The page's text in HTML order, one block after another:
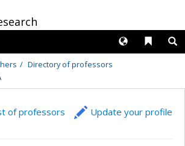
Liens
Langues
Directory of professors
of professors Update your profile